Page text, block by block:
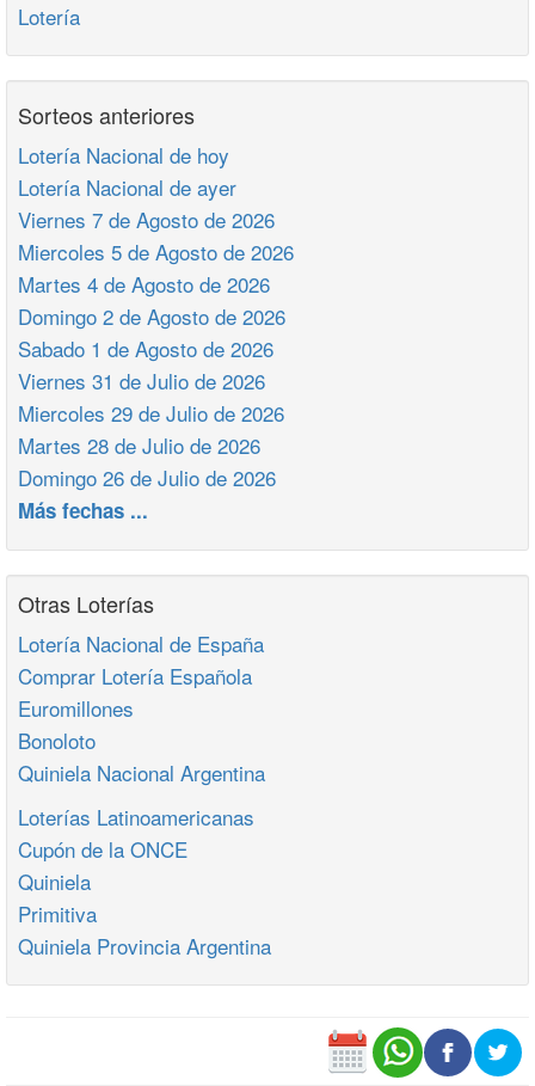
Lotería
Sorteos anteriores
Lotería Nacional de hoy
Lotería Nacional de ayer
Viernes 7 de Agosto de 2026
Miercoles 5 de Agosto de 2026
Martes 4 de Agosto de 2026
Domingo 2 de Agosto de 2026
Sabado 1 de Agosto de 2026
Viernes 31 de Julio de 2026
Miercoles 29 de Julio de 2026
Martes 28 de Julio de 2026
Domingo 26 de Julio de 2026
Más fechas ...
Otras Loterías
Lotería Nacional de España
Comprar Lotería Española
Euromillones
Bonoloto
Quiniela Nacional Argentina
Loterías Latinoamericanas
Cupón de la ONCE
Quiniela
Primitiva
Quiniela Provincia Argentina